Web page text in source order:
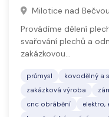
Milotice nad
Provádíme dělení
svařování plechů a
zakázkovou…
průmysl
kovodělný a
zakázková výroba
cnc obrábění
elektro,